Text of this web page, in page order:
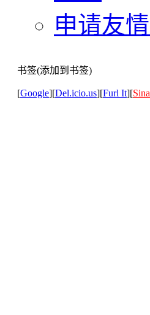
申请友
书签(添加到书签)
[Google][Del.icio.us][Furl It][